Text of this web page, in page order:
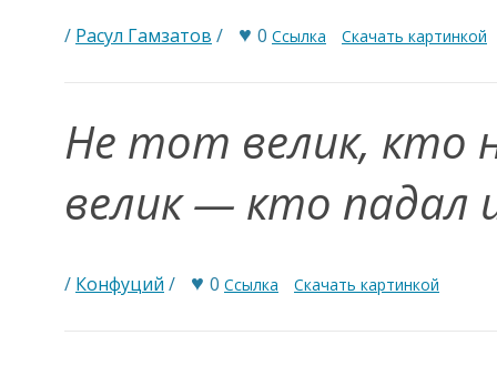
/ Расул Гамзатов / ♥ 0 Ссылка Скачать картинкой
Не тот велик, кто
велик — кто падал
/ Конфуций / ♥ 0 Ссылка Скачать картинкой